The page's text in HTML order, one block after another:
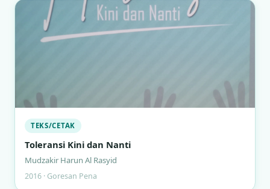
TEKS/CETAK
Toleransi Kini dan Nanti
Mudzakir Harun Al Rasyid
2016 · Goresan Pena